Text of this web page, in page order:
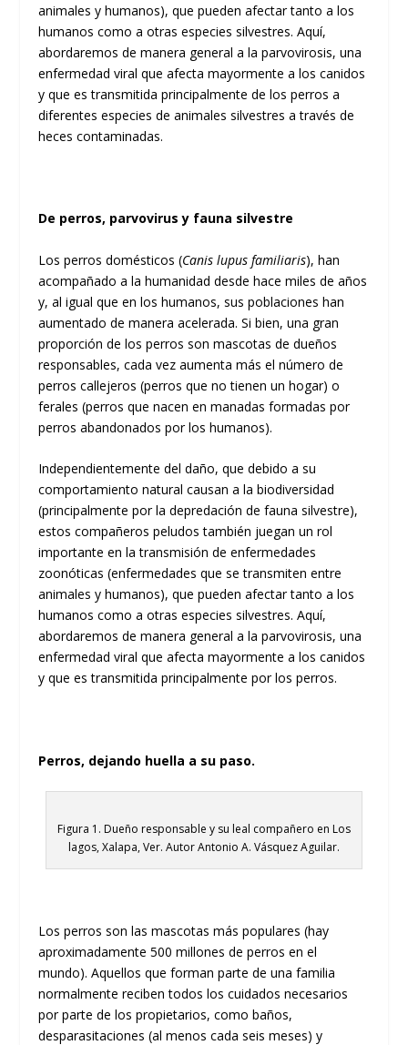
animales y humanos), que pueden afectar tanto a los
humanos como a otras especies silvestres. Aquí,
abordaremos de manera general a la parvovirosis, una
enfermedad viral que afecta mayormente a los canidos
y que es transmitida principalmente de los perros a
diferentes especies de animales silvestres a través de
heces contaminadas.
De perros, parvovirus y fauna silvestre
Los perros domésticos (Canis lupus familiaris), han
acompañado a la humanidad desde hace miles de años
y, al igual que en los humanos, sus poblaciones han
aumentado de manera acelerada. Si bien, una gran
proporción de los perros son mascotas de dueños
responsables, cada vez aumenta más el número de
perros callejeros (perros que no tienen un hogar) o
ferales (perros que nacen en manadas formadas por
perros abandonados por los humanos).
Independientemente del daño, que debido a su
comportamiento natural causan a la biodiversidad
(principalmente por la depredación de fauna silvestre),
estos compañeros peludos también juegan un rol
importante en la transmisión de enfermedades
zoonóticas (enfermedades que se transmiten entre
animales y humanos), que pueden afectar tanto a los
humanos como a otras especies silvestres. Aquí,
abordaremos de manera general a la parvovirosis, una
enfermedad viral que afecta mayormente a los canidos
y que es transmitida principalmente por los perros.
Perros, dejando huella a su paso.
Figura 1. Dueño responsable y su leal compañero en Los
lagos, Xalapa, Ver. Autor Antonio A. Vásquez Aguilar.
Los perros son las mascotas más populares (hay
aproximadamente 500 millones de perros en el
mundo). Aquellos que forman parte de una familia
normalmente reciben todos los cuidados necesarios
por parte de los propietarios, como baños,
desparasitaciones (al menos cada seis meses) y